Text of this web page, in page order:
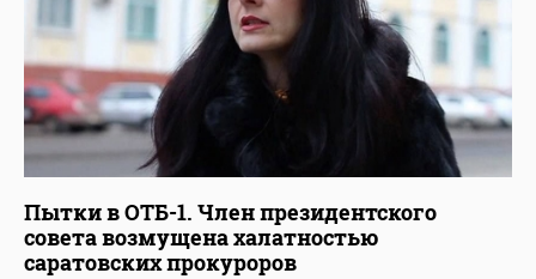
Пытки в ОТБ-1. Член президентского
совета возмущена халатностью
саратовских прокуроров